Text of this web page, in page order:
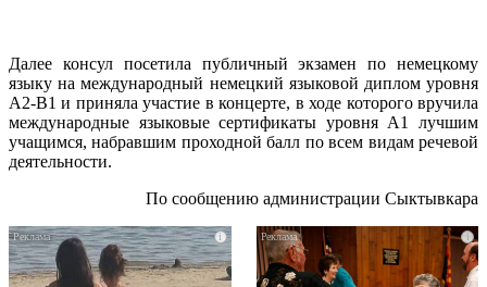
Далее консул посетила публичный экзамен по немецкому
языку на международный немецкий языковой диплом уровня
А2-В1 и приняла участие в концерте, в ходе которого вручила
международные языковые сертификаты уровня А1 лучшим
учащимся, набравшим проходной балл по всем видам речевой
деятельности.
По сообщению администрации Сыктывкара
i i